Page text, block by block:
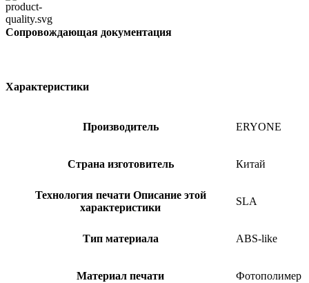
Сопровождающая документация
Характеристики
Производитель ERYONE
Страна изготовитель Китай
Технология печати Описание этой
характеристики
SLA
Тип материала ABS-like
Материал печати Фотополимер